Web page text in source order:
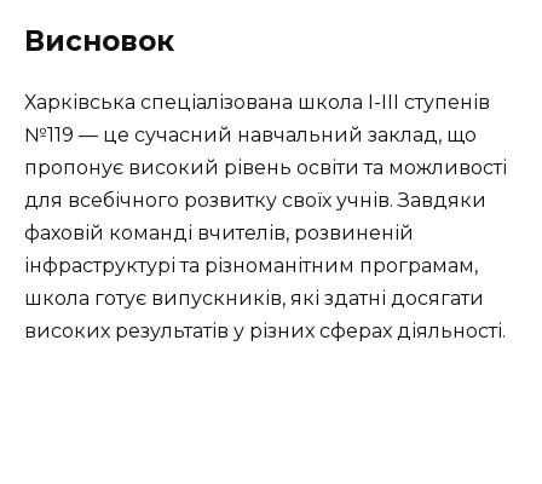
Висновок
Харківська спеціалізована школа I-III ступенів
№119 — це сучасний навчальний заклад, що
пропонує високий рівень освіти та можливості
для всебічного розвитку своїх учнів. Завдяки
фаховій команді вчителів, розвиненій
інфраструктурі та різноманітним програмам,
школа готує випускників, які здатні досягати
високих результатів у різних сферах діяльності.